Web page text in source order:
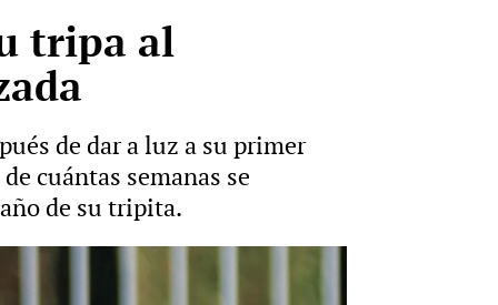
tripa al
de dar a luz a su primer
cuántas semanas se
de su tripita.